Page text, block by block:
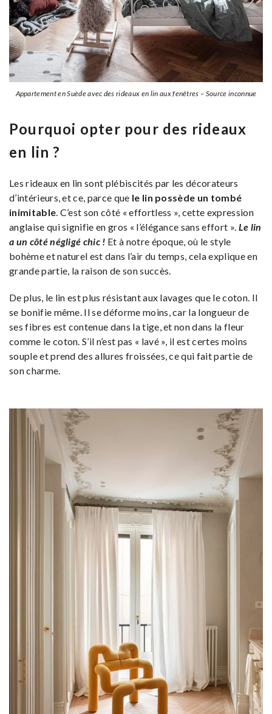
Appartement en Suède avec des rideaux en lin aux fenêtres – Source inconnue
Pourquoi opter pour des rideaux
en lin ?
Les rideaux en lin sont plébiscités par les décorateurs
d’intérieurs, et ce, parce que le lin possède un tombé
inimitable. C’est son côté « effortless », cette expression
anglaise qui signifie en gros « l’élégance sans effort ». Le lin
a un côté négligé chic ! Et à notre époque, où le style
bohème et naturel est dans l’air du temps, cela explique en
grande partie, la raison de son succès.
De plus, le lin est plus résistant aux lavages que le coton. Il
se bonifie même. Il se déforme moins, car la longueur de
ses fibres est contenue dans la tige, et non dans la fleur
comme le coton. S’il n’est pas « lavé », il est certes moins
souple et prend des allures froissées, ce qui fait partie de
son charme.